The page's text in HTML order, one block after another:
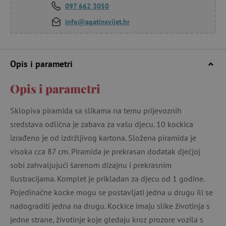
097 662 3050
info@agatinsvijet.hr
Opis i parametri
Opis i parametri
Sklopiva piramida sa slikama na temu prijevoznih
sredstava odlična je zabava za vašu djecu. 10 kockica
izrađeno je od izdržljivog kartona. Složena piramida je
visoka cca 87 cm. Piramida je prekrasan dodatak dječjoj
sobi zahvaljujući šarenom dizajnu i prekrasnim
ilustracijama. Komplet je prikladan za djecu od 1 godine.
Pojedinačne kocke mogu se postavljati jedna u drugu ili se
nadograditi jedna na drugu. Kockice imaju slike životinja s
jedne strane, životinje koje gledaju kroz prozore vozila s